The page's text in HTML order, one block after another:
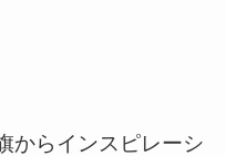
からインスピレーシ